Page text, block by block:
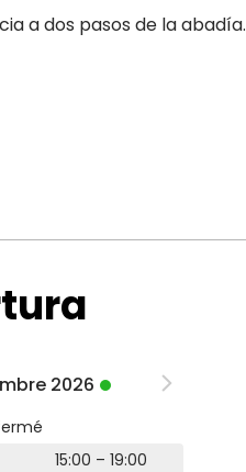
a dos pasos de la abadía.
2026
15:00 – 19:00